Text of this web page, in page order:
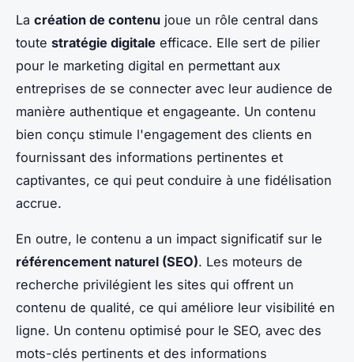
La création de contenu joue un rôle central dans
toute stratégie digitale efficace. Elle sert de pilier
pour le marketing digital en permettant aux
entreprises de se connecter avec leur audience de
manière authentique et engageante. Un contenu
bien conçu stimule l'engagement des clients en
fournissant des informations pertinentes et
captivantes, ce qui peut conduire à une fidélisation
accrue.
En outre, le contenu a un impact significatif sur le
référencement naturel (SEO). Les moteurs de
recherche privilégient les sites qui offrent un
contenu de qualité, ce qui améliore leur visibilité en
ligne. Un contenu optimisé pour le SEO, avec des
mots-clés pertinents et des informations